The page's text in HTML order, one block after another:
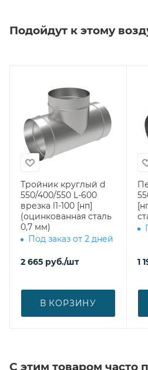
Подойдут к этому
Тройник круглый d
550/400/550 L-600
врезка l1-100 [нп]
(оцинкованная сталь
0,7 мм)
Под заказ от 2 дней
2 665 руб./шт
В КОРЗИНУ
1
С этим товаром часто